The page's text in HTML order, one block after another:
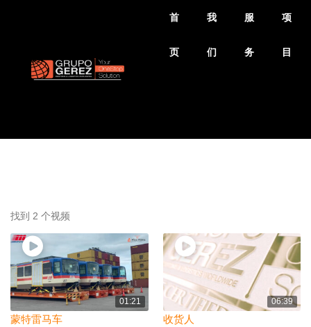
首
页
我
们
服
务
项
目
找到 2 个视频
01:21
蒙特雷马车
06:39
收货人